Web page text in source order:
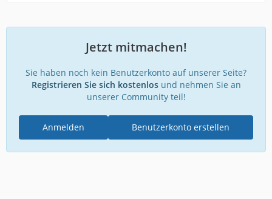
Jetzt mitmachen!
Sie haben noch kein Benutzerkonto auf unserer Seite?
Registrieren Sie sich kostenlosund nehmen Sie an
unserer Community teil!
Benutzerkonto erstellen
Anmelden